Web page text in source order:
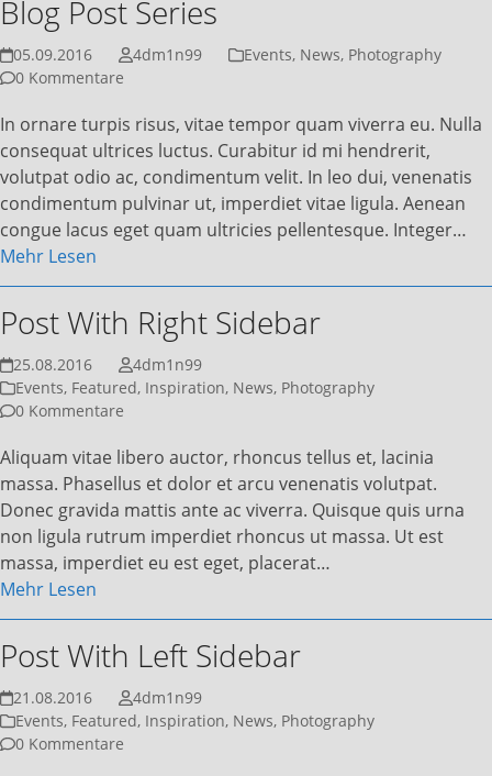
Blog Post Series
05.09.2016 4dm1n99 Events, News, Photography
0 Kommentare
In ornare turpis risus, vitae tempor quam viverra eu. Nulla
consequat ultrices luctus. Curabitur id mi hendrerit,
volutpat odio ac, condimentum velit. In leo dui, venenatis
condimentum pulvinar ut, imperdiet vitae ligula. Aenean
congue lacus eget quam ultricies pellentesque. Integer…
Mehr Lesen
Post With Right Sidebar
25.08.2016
4dm1n99
Events, Featured, Inspiration, News, Photography
0 Kommentare
Aliquam vitae libero auctor, rhoncus tellus et, lacinia
massa. Phasellus et dolor et arcu venenatis volutpat.
Donec gravida mattis ante ac viverra. Quisque quis urna
non ligula rutrum imperdiet rhoncus ut massa. Ut est
massa, imperdiet eu est eget, placerat…
Mehr Lesen
Post With Left Sidebar
21.08.2016
4dm1n99
Events, Featured, Inspiration, News, Photography
0 Kommentare